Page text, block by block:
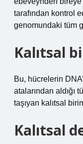
tarafından kontrol
genomundaki tüm
Kalıtsal
Bu, hücrelerin
atalarından aldığı
taşıyan kalıtsal
Kalıtsal